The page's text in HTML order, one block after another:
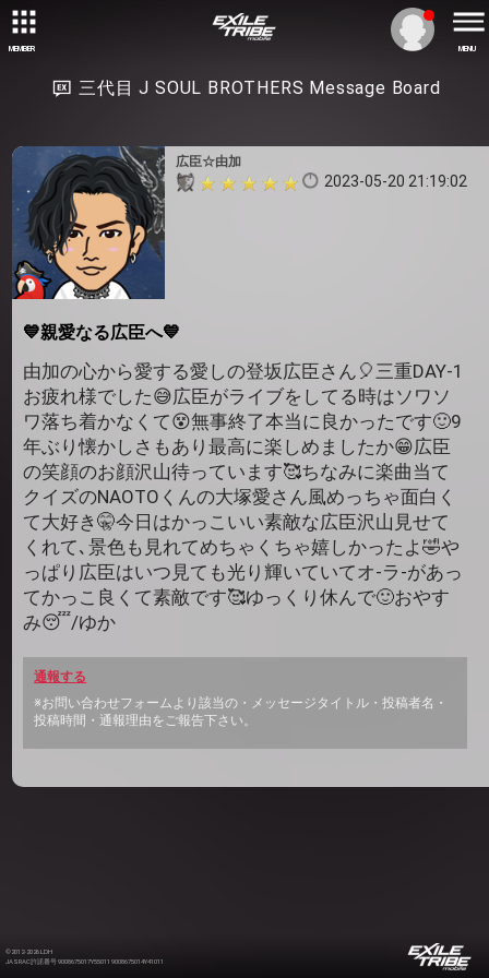
MEMBER MENU
三代目 J SOUL BROTHERS Message Board
広臣☆由加
2023-05-20 21:19:02
💙親愛なる広臣へ💙
由加の心から愛する愛しの登坂広臣さん🎈三重DAY-1
お疲れ様でした😅広臣がライブをしてる時はソワソ
ワ落ち着かなくて😵無事終了本当に良かったです🙂9
年ぶり懐かしさもあり最高に楽しめましたか😁広臣
の笑顔のお顔沢山待っています🥰ちなみに楽曲当て
クイズのNAOTOくんの大塚愛さん風めっちゃ面白く
て大好き🤫今日はかっこいい素敵な広臣沢山見せて
くれて､景色も見れてめちゃくちゃ嬉しかったよ🤣や
っぱり広臣はいつ見ても光り輝いていてオ-ラ-があっ
てかっこ良くて素敵です🥰ゆっくり休んで🙂おやす
み😴/ゆか
通報する
※お問い合わせフォームより該当の・メッセージタイトル・投稿者名・
投稿時間・通報理由をご報告下さい。
©2012-2026 LDH
JASRAC許諾番号 9008675017Y55011 9008675014Y41011